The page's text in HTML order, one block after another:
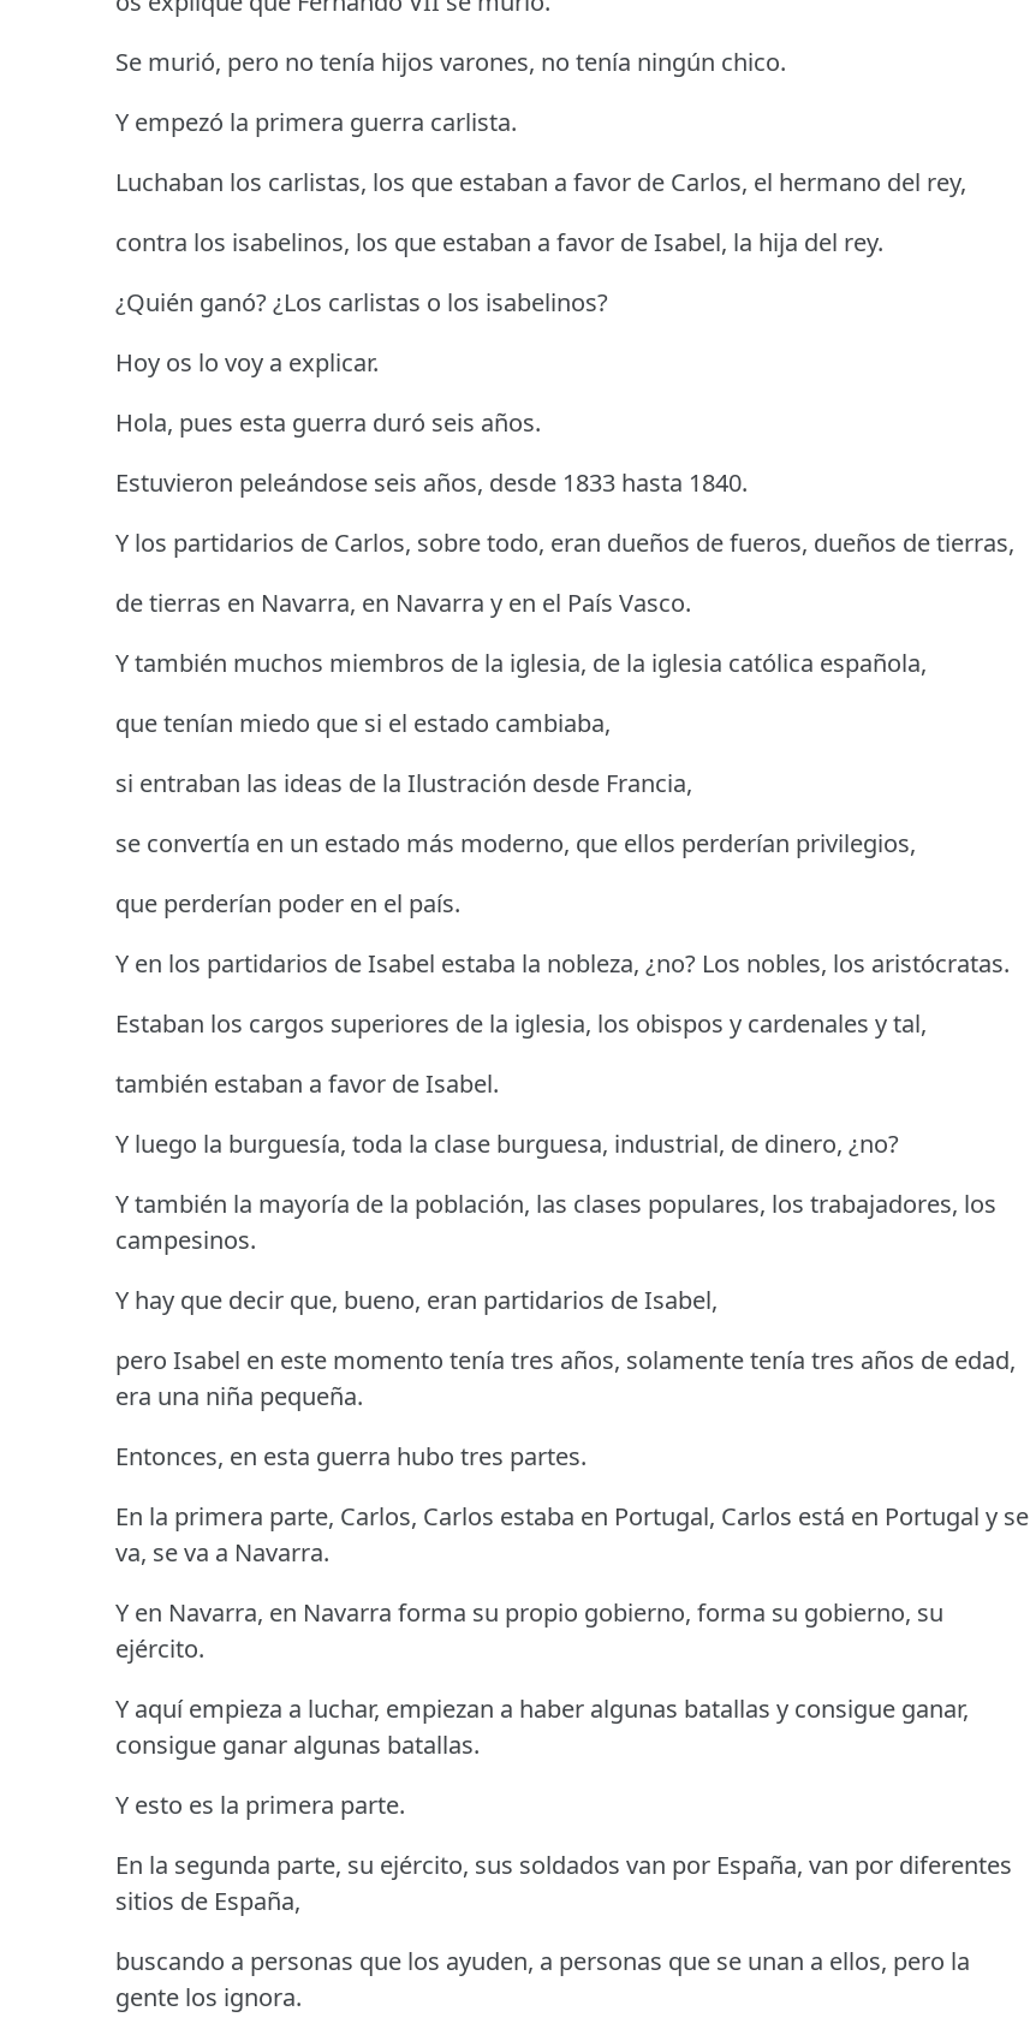
Se murió, pero no tenía hijos varones, no tenía ningún chico.
Y empezó la primera guerra carlista.
Luchaban los carlistas, los que estaban a favor de Carlos, el hermano del rey,
contra los isabelinos, los que estaban a favor de Isabel, la hija del rey.
¿Quién ganó? ¿Los carlistas o los isabelinos?
Hoy os lo voy a explicar.
Hola, pues esta guerra duró seis años.
Estuvieron peleándose seis años, desde 1833 hasta 1840.
Y los partidarios de Carlos, sobre todo, eran dueños de fueros, dueños de tierras,
de tierras en Navarra, en Navarra y en el País Vasco.
Y también muchos miembros de la iglesia, de la iglesia católica española,
que tenían miedo que si el estado cambiaba,
si entraban las ideas de la Ilustración desde Francia,
se convertía en un estado más moderno, que ellos perderían privilegios,
que perderían poder en el país.
Y en los partidarios de Isabel estaba la nobleza, ¿no? Los nobles, los aristócratas.
Estaban los cargos superiores de la iglesia, los obispos y cardenales y tal,
también estaban a favor de Isabel.
Y luego la burguesía, toda la clase burguesa, industrial, de dinero, ¿no?
Y también la mayoría de la población, las clases populares, los trabajadores, los
campesinos.
Y hay que decir que, bueno, eran partidarios de Isabel,
pero Isabel en este momento tenía tres años, solamente tenía tres años de edad,
era una niña pequeña.
Entonces, en esta guerra hubo tres partes.
En la primera parte, Carlos, Carlos estaba en Portugal, Carlos está en Portugal y se
va, se va a Navarra.
Y en Navarra, en Navarra forma su propio gobierno, forma su gobierno, su
ejército.
Y aquí empieza a luchar, empiezan a haber algunas batallas y consigue ganar,
consigue ganar algunas batallas.
Y esto es la primera parte.
En la segunda parte, su ejército, sus soldados van por España, van por diferentes
sitios de España,
buscando a personas que los ayuden, a personas que se unan a ellos, pero la
gente los ignora.